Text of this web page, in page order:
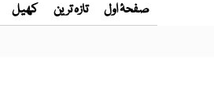
صفحۂ اول تازہ ترین کھیل